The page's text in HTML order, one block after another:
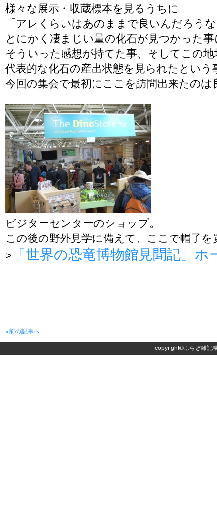
様々な展示・収蔵標本を見るうちに
「アレくらいはあのままで良いんだろう
とにかく凄まじい量の化石が見つかった
そういった感想が持てた事、そしてこの地
代表的な化石の産出状態を見られたという
今回の集会で最初にここを訪問出来たのは
ビジターセンターのショップ。
この後の野外見学に備えて、ここで帽子を
>
「世界の恐竜博物館見聞記」ホ
«前の記事へ
copyright©ふらぎ雑記